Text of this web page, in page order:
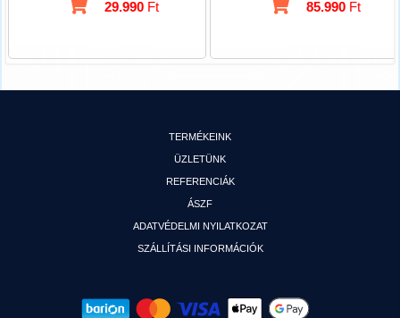
29.990 Ft 85.990 Ft
TERMÉKEINK
ÜZLETÜNK
REFERENCIÁK
ÁSZF
ADATVÉDELMI NYILATKOZAT
SZÁLLÍTÁSI INFORMÁCIÓK